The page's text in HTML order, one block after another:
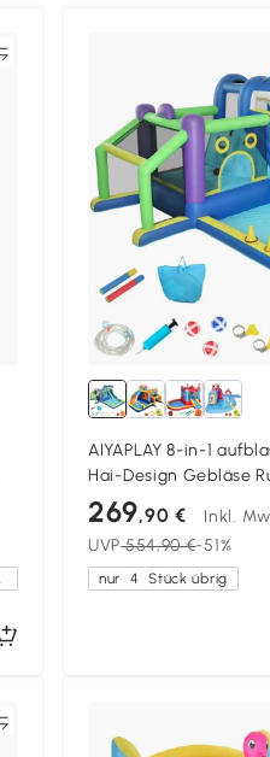
AIYAPLAY 8-in-1
Hai-Design Gebläse
Planschbecken
405x345x235cm
269,90 €
Inkl.
UVP554,90 €-51%
nur 4 Stück übrig